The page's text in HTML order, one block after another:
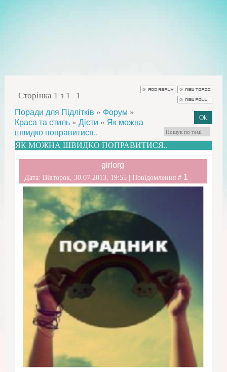
Сторінка 1 з 1 1
Поради для Підлітків » Форум »
Краса та стиль » Дієти » Як можна
швидко поправитися..
ЯК МОЖНА ШВИДКО ПОПРАВИТИСЯ..
girlorg
Дата: Вівторок, 30.07.2013, 19:55 | Повідомлення # 1